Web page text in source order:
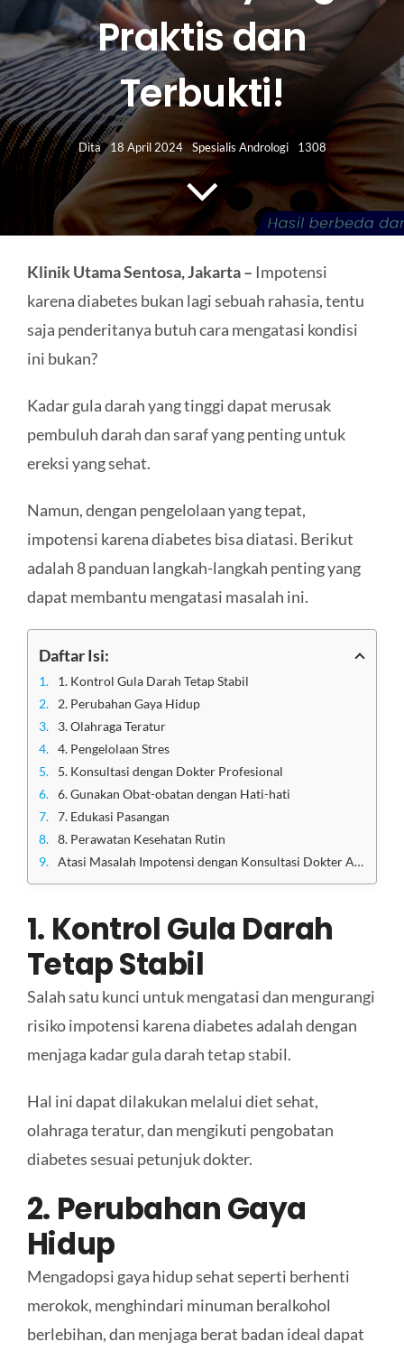
HUBUNGI KAMI
Search
for:
Praktis dan
Terbukti!
Dita 18 April 2024 Spesialis Andrologi 1308
Klinik Utama Sentosa, Jakarta – Impotensi
karena diabetes bukan lagi sebuah rahasia, tentu
saja penderitanya butuh cara mengatasi kondisi
ini bukan?
Kadar gula darah yang tinggi dapat merusak
pembuluh darah dan saraf yang penting untuk
ereksi yang sehat.
Namun, dengan pengelolaan yang tepat,
impotensi karena diabetes bisa diatasi. Berikut
adalah 8 panduan langkah-langkah penting yang
dapat membantu mengatasi masalah ini.
Daftar Isi:
1. Kontrol Gula Darah Tetap Stabil
2. Perubahan Gaya Hidup
3. Olahraga Teratur
4. Pengelolaan Stres
5. Konsultasi dengan Dokter Profesional
6. Gunakan Obat-obatan dengan Hati-hati
7. Edukasi Pasangan
8. Perawatan Kesehatan Rutin
Atasi Masalah Impotensi dengan Konsultasi Dokter Andrologi Jakarta, Segera!
1. Kontrol Gula Darah
Tetap Stabil
Salah satu kunci untuk mengatasi dan mengurangi
risiko impotensi karena diabetes adalah dengan
menjaga kadar gula darah tetap stabil.
Hal ini dapat dilakukan melalui diet sehat,
olahraga teratur, dan mengikuti pengobatan
diabetes sesuai petunjuk dokter.
2. Perubahan Gaya
Hidup
Mengadopsi gaya hidup sehat seperti berhenti
merokok, menghindari minuman beralkohol
berlebihan, dan menjaga berat badan ideal dapat